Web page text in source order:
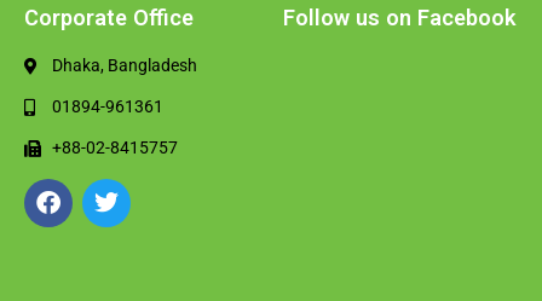
Corporate Office
Dhaka, Bangladesh
01894-961361
+88-02-8415757
Follow us on Facebook